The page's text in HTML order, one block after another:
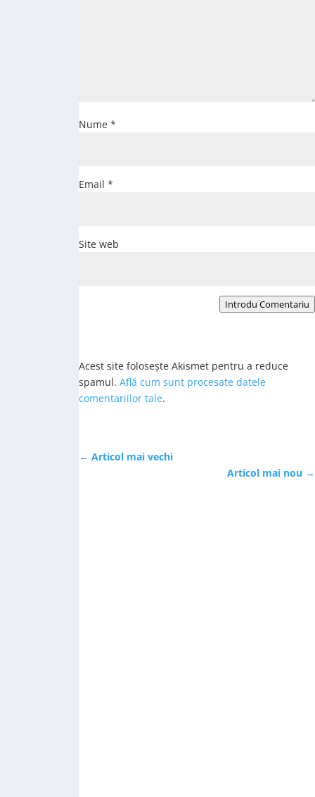
Nume *
Email *
Site web
Introdu Comentariu
Acest site folosește Akismet pentru a reduce
spamul. Află cum sunt procesate datele
comentariilor tale.
← Articol mai vechi
Articol mai nou →